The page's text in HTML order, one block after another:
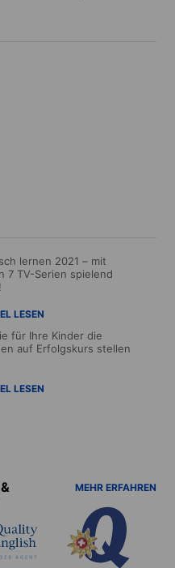
lernen 2021 – mit
7 TV-Serien spielend
LESEN
für Ihre Kinder die
auf Erfolgskurs stellen
LESEN
MEHR ERFAHREN